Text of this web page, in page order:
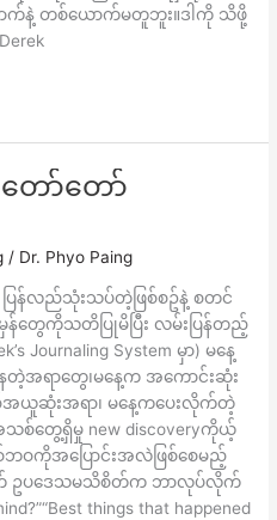
တစ်ယောက်မတူဘူး။ဒါကို သိဖို့
တော်တော်
/ Dr. Phyo Paing
န်လည်သုံးသပ်တဲ့ဖြစ်စဥ်နဲ့ စတင်
တွေကိုသတိပြုမိပြီး လမ်းပြန်တည့်
Journaling System မှာ) မနေ့
ေတဲ့အရာတွေ၊မနေ့က အကောင်းဆုံး
အယူဆုံးအရာ၊ မနေ့ကပေးလိုက်တဲ့
သစ်တွေ့ရှိမှု new discoveryကိုယ့်
ဝကိုအပြောင်းအလဲဖြစ်စေမည့်
ပဒေသမသိစိတ်က ဘာလုပ်လိုက်
things that happened